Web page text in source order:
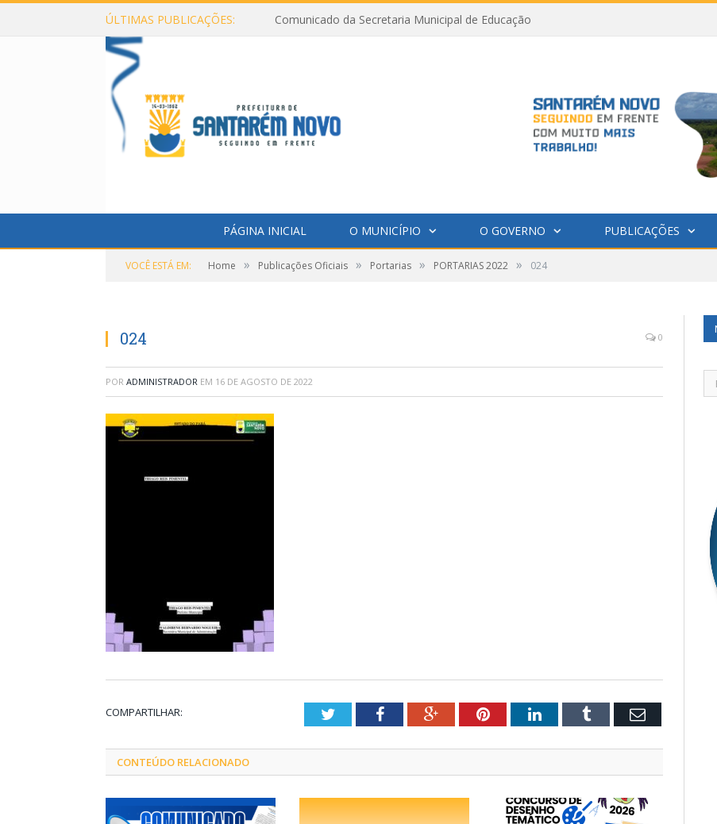
ÚLTIMAS PUBLICAÇÕES: Comunicado da Secretaria Municipal de Educação
PÁGINA INICIAL O MUNICÍPIO O GOVERNO PUBLICAÇÕES
VOCÊ ESTÁ EM: Home » Publicações Oficiais » Portarias » PORTARIAS 2022 » 024
024 0
POR ADMINISTRADOR EM 16 DE AGOSTO DE 2022
COMPARTILHAR: TwitterFacebookGoogle+PinterestLinkedInTumblr Email
CONTEÚDO RELACIONADO